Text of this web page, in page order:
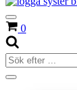
Navigeringsmeny
Varukorg
0
Sök
efter
…Navigeringsmeny